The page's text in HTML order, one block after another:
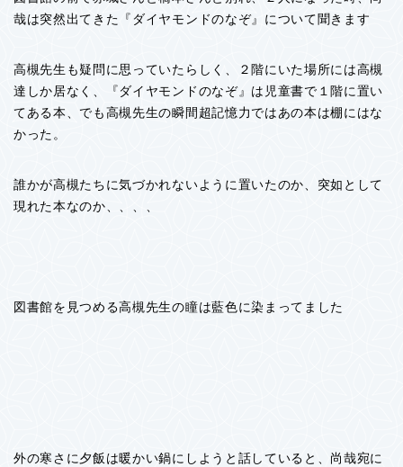
哉は突然出てきた『ダイヤモンドのなぞ』について聞きます
高槻先生も疑問に思っていたらしく、２階にいた場所には高槻
達しか居なく、『ダイヤモンドのなぞ』は児童書で１階に置い
てある本、でも高槻先生の瞬間超記憶力ではあの本は棚にはな
かった。
誰かが高槻たちに気づかれないように置いたのか、突如として
現れた本なのか、、、、
図書館を見つめる高槻先生の瞳は藍色に染まってました
外の寒さに夕飯は暖かい鍋にしようと話していると、尚哉宛に